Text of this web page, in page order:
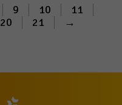
9 10
11
20 21 →